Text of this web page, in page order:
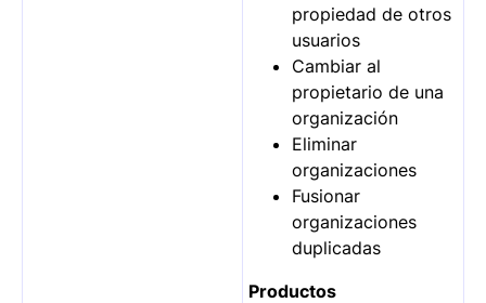
propiedad de otros
usuarios
Cambiar al
propietario de una
organización
Eliminar
organizaciones
Fusionar
organizaciones
duplicadas
Productos